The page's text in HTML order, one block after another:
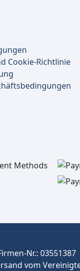
Cookie-Richtlinie
Nr.: 03551387
vom